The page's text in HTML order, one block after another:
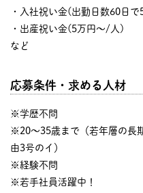
・入社祝い金(出勤日数60日で
・出産祝い金(5万円～/人)
など
応募条件・求める人材
※学歴不問
※20～35歳まで（若年層の長
由3号のイ）
※経験不問
※若手社員活躍中！